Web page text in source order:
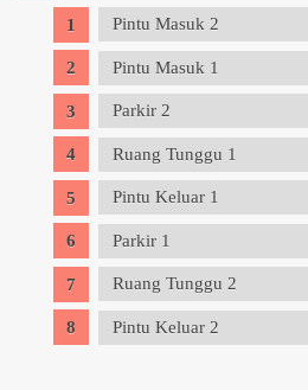
Pintu Masuk 2
Pintu Masuk 1
Parkir 2
Ruang Tunggu 1
Pintu Keluar 1
Parkir 1
Ruang Tunggu 2
Pintu Keluar 2